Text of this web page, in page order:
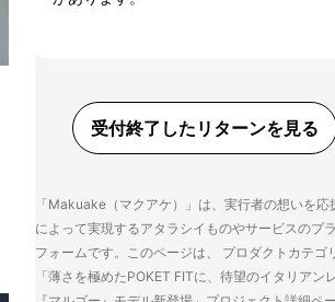
受付終了したリターンを見る
「Makuake（マクアケ）」は、実行者の想いを応
によって実現するアタラシイものやサービスのプ
フォームです。このページは、 プロダクトカテゴ
「薄さを極めたPOKET FITに、待望のイタリアン